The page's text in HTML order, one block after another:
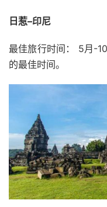
日惹–印尼
最佳旅行时间： 5月-
的最佳时间。